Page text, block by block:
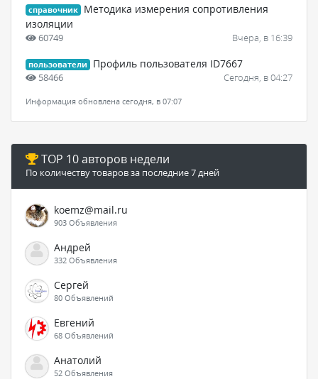
справочник
Методика измерения сопротивления
изоляции
60749 Вчера, в 16:39
пользователи Профиль пользователя ID7667
58466 Сегодня, в 04:27
Информация обновлена сегодня, в 07:07
TOP 10 авторов недели
По количеству товаров за последние 7 дней
koemz@mail.ru
903 Объявления
Андрей
332 Объявления
Сергей
80 Объявлений
Евгений
68 Объявлений
Анатолий
52 Объявления